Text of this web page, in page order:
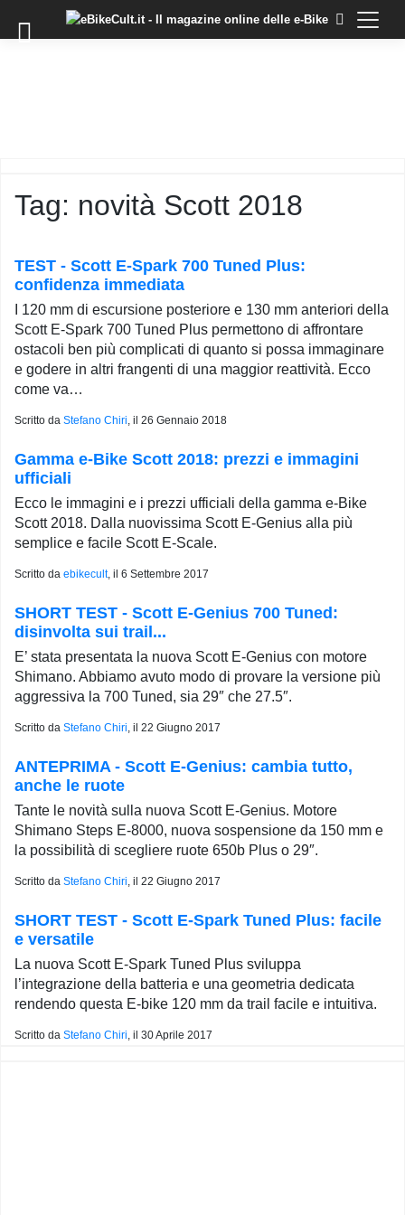
×
TUTORIAL
DI
EBIKECULT
CONTATTI
PRIVACY
POLICY
Tag: novità Scott 2018
TEST - Scott E-Spark 700 Tuned Plus:
confidenza immediata
I 120 mm di escursione posteriore e 130 mm anteriori della
Scott E-Spark 700 Tuned Plus permettono di affrontare
ostacoli ben più complicati di quanto si possa immaginare
e godere in altri frangenti di una maggior reattività. Ecco
come va…
Scritto da Stefano Chiri, il 26 Gennaio 2018
Gamma e-Bike Scott 2018: prezzi e immagini
ufficiali
Ecco le immagini e i prezzi ufficiali della gamma e-Bike
Scott 2018. Dalla nuovissima Scott E-Genius alla più
semplice e facile Scott E-Scale.
Scritto da ebikecult, il 6 Settembre 2017
SHORT TEST - Scott E-Genius 700 Tuned:
disinvolta sui trail...
E’ stata presentata la nuova Scott E-Genius con motore
Shimano. Abbiamo avuto modo di provare la versione più
aggressiva la 700 Tuned, sia 29″ che 27.5″.
Scritto da Stefano Chiri, il 22 Giugno 2017
ANTEPRIMA - Scott E-Genius: cambia tutto,
anche le ruote
Tante le novità sulla nuova Scott E-Genius. Motore
Shimano Steps E-8000, nuova sospensione da 150 mm e
la possibilità di scegliere ruote 650b Plus o 29″.
Scritto da Stefano Chiri, il 22 Giugno 2017
SHORT TEST - Scott E-Spark Tuned Plus: facile
e versatile
La nuova Scott E-Spark Tuned Plus sviluppa
l’integrazione della batteria e una geometria dedicata
rendendo questa E-bike 120 mm da trail facile e intuitiva.
Scritto da Stefano Chiri, il 30 Aprile 2017